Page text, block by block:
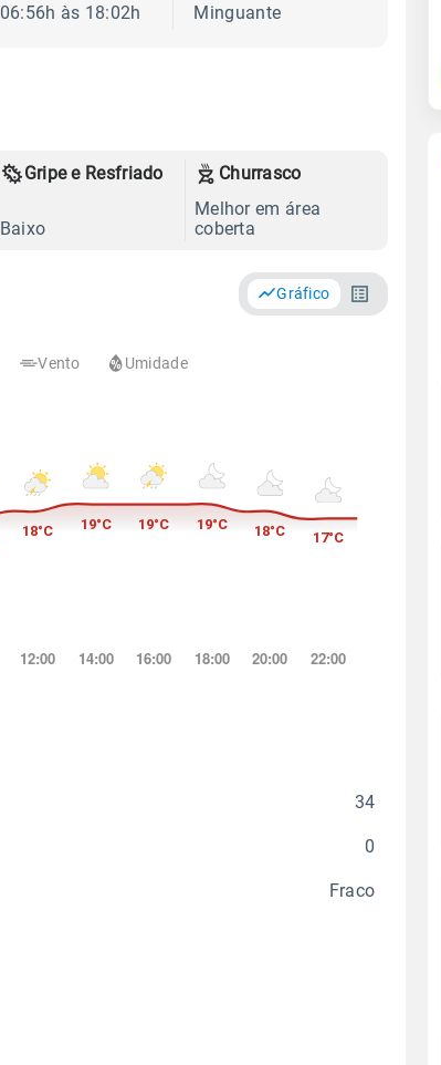
06:56h às 18:02h
Minguante
Gripe e Resfriado
Baixo
Churrasco
Melhor em área
coberta
Gráfico
Vento Umidade
34
0
Fraco